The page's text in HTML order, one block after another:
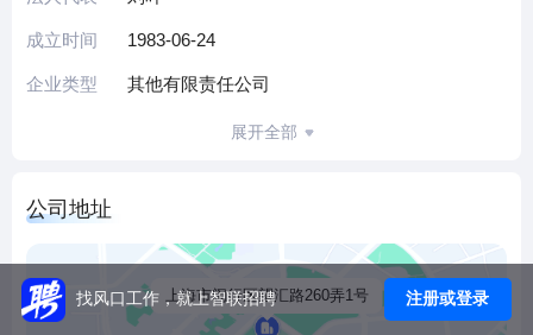
果，重点突破高温超导磁体、等离子体控制等关键技术，与
上海交通大学、中国电气装备集团等签署创新联合体协议，
作为我国可控核聚变领域从研究向工程化、产业化加速的关
键平台，公司力争2035年建成示范堆，目标2050年实现商
（本介绍由DeepSeek AI智能生成，仅供参考）
成立时间 1983-06-24
企业类型 其他有限责任公司
展开全部
公司地址
上海市闵行区望汇路260弄1号
找风口工作，就上智联招聘 注册或登录